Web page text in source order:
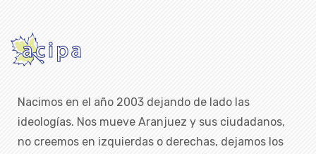
Nacimos en el año 2003 dejando de lado las
ideologías. Nos mueve Aranjuez y sus ciudadanos,
no creemos en izquierdas o derechas, dejamos los